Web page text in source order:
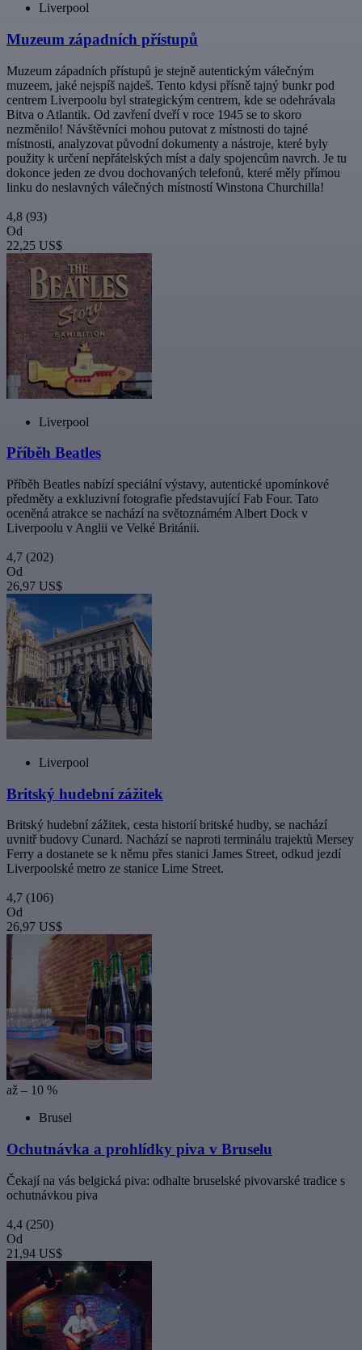
Liverpool
Muzeum západních přístupů
Muzeum západních přístupů je stejně autentickým válečným
muzeem, jaké nejspíš najdeš. Tento kdysi přísně tajný bunkr pod
centrem Liverpoolu byl strategickým centrem, kde se odehrávala
Bitva o Atlantik. Od zavření dveří v roce 1945 se to skoro
nezměnilo! Návštěvníci mohou putovat z místnosti do tajné
místnosti, analyzovat původní dokumenty a nástroje, které byly
použity k určení nepřátelských míst a daly spojencům navrch. Je tu
dokonce jeden ze dvou dochovaných telefonů, které měly přímou
linku do neslavných válečných místností Winstona Churchilla!
4,8 (93)
Od
22,25 US$
Liverpool
Příběh Beatles
Příběh Beatles nabízí speciální výstavy, autentické upomínkové
předměty a exkluzivní fotografie představující Fab Four. Tato
oceněná atrakce se nachází na světoznámém Albert Dock v
Liverpoolu v Anglii ve Velké Británii.
4,7 (202)
Od
26,97 US$
Liverpool
Britský hudební zážitek
Britský hudební zážitek, cesta historií britské hudby, se nachází
uvnitř budovy Cunard. Nachází se naproti terminálu trajektů Mersey
Ferry a dostanete se k němu přes stanici James Street, odkud jezdí
Liverpoolské metro ze stanice Lime Street.
4,7 (106)
Od
26,97 US$
až – 10 %
Brusel
Ochutnávka a prohlídky piva v Bruselu
Čekají na vás belgická piva: odhalte bruselské pivovarské tradice s
ochutnávkou piva
4,4 (250)
Od
21,94 US$